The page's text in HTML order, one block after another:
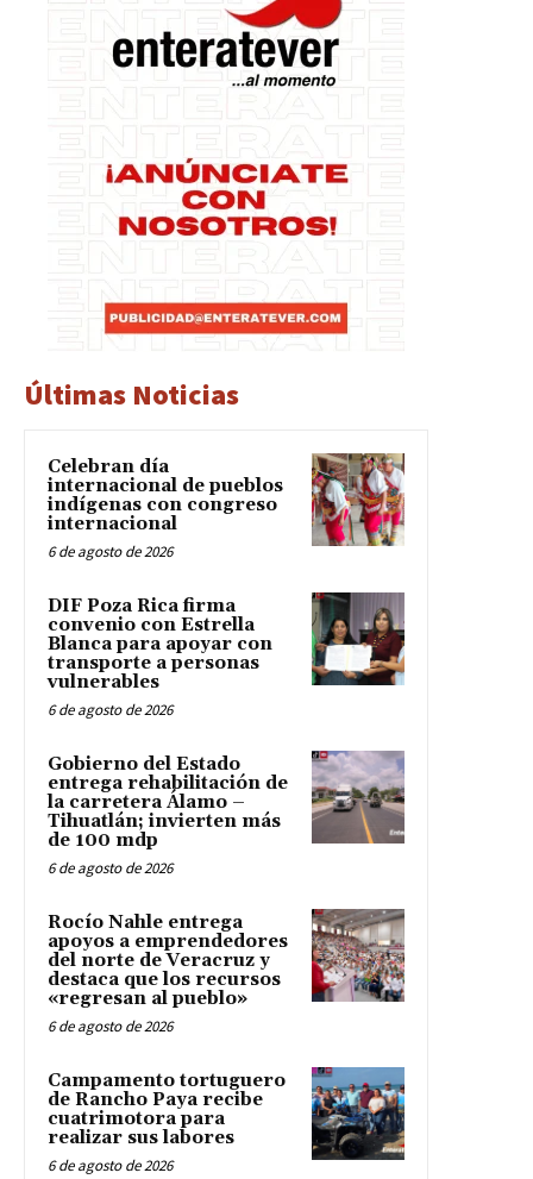
Últimas Noticias
Celebran día
internacional de pueblos
indígenas con congreso
internacional
6 de agosto de 2026
DIF Poza Rica firma
convenio con Estrella
Blanca para apoyar con
transporte a personas
vulnerables
6 de agosto de 2026
Gobierno del Estado
entrega rehabilitación de
la carretera Álamo –
Tihuatlán; invierten más
de 100 mdp
6 de agosto de 2026
Rocío Nahle entrega
apoyos a emprendedores
del norte de Veracruz y
destaca que los recursos
«regresan al pueblo»
6 de agosto de 2026
Campamento tortuguero
de Rancho Paya recibe
cuatrimotora para
realizar sus labores
6 de agosto de 2026